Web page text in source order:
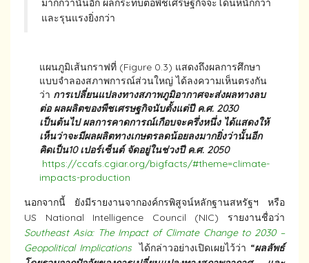
มากกว่านั้นอีก ผลกระทบต่อพืชเศรษฐกิจจะโดนหนักกว่า
และรุนแรงยิ่งกว่า
แผนภูมิเส้นกราฟที่ (Figure 0.3) แสดงถึงผลการศึกษา
แบบจำลองสภาพการณ์ส่วนใหญ่ ได้ลงความเห็นตรงกัน
ว่า การเปลี่ยนแปลงทางสภาพภูมิอากาศจะส่งผลทางลบ
ต่อ ผลผลิตของพืชเศรษฐกิจนับตั้งแต่ปี ค.ศ. 2030
เป็นต้นไป ผลการคาดการณ์เกือบจะครึ่งหนึ่ง ได้แสดงให้
เห็นว่าจะมีผลผลิตทางเกษตรลดน้อยลงมากยิ่งว่านั้นอีก
คิดเป็น10 เปอร์เซ็นต์ จัดอยู่ในช่วงปี ค.ศ. 2050
https://ccafs.cgiar.org/bigfacts/#theme=climate-
impacts-production
นอกจากนี้ ยังมีรายงานจากองค์กรพิสูจน์หลักฐานสหรัฐฯ หรือ
US National Intelligence Council (NIC) รายงานชื่อว่า
Southeast Asia: The Impact of Climate Change to 2030 –
Geopolitical Implicationsได้กล่าวอย่างเปิดเผยไว้ว่า “ผลลัพธ์